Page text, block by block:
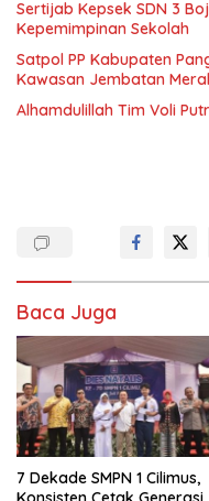
Sertijab Kepsek SDN 3
Kepemimpinan Sekolah
Satpol PP Kabupaten
Kawasan Jembatan
Alhamdulillah Tim Voli
Baca Juga
7 Dekade SMPN 1 Cilimus,